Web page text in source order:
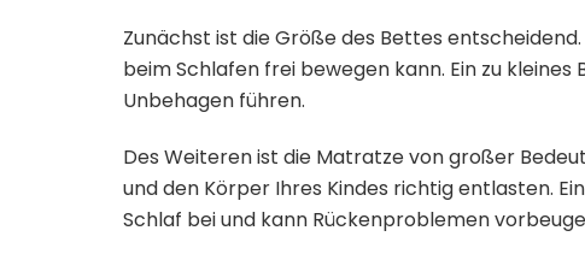
Zunächst ist die Größe des Bettes
beim Schlafen frei bewegen kann. Ein zu
Unbehagen führen.
Des Weiteren ist die Matratze von großer
und den Körper Ihres Kindes richtig entlasten.
Schlaf bei und kann Rückenproblemen